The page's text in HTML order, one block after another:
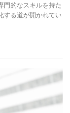
門的なスキルを持た
する道が開かれてい